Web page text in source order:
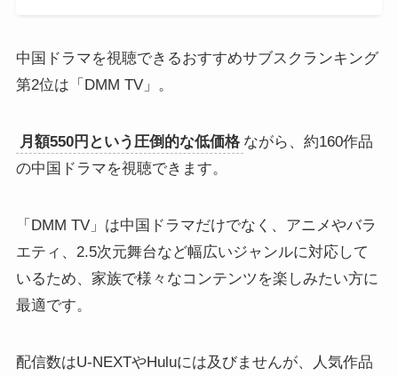
中国ドラマを視聴できるおすすめサブスクランキング
第2位は「DMM TV」。
月額550円という圧倒的な低価格 ながら、約160作品
の中国ドラマを視聴できます。
「DMM TV」は中国ドラマだけでなく、アニメやバラ
エティ、2.5次元舞台など幅広いジャンルに対応して
いるため、家族で様々なコンテンツを楽しみたい方に
最適です。
配信数はU-NEXTやHuluには及びませんが、人気作品